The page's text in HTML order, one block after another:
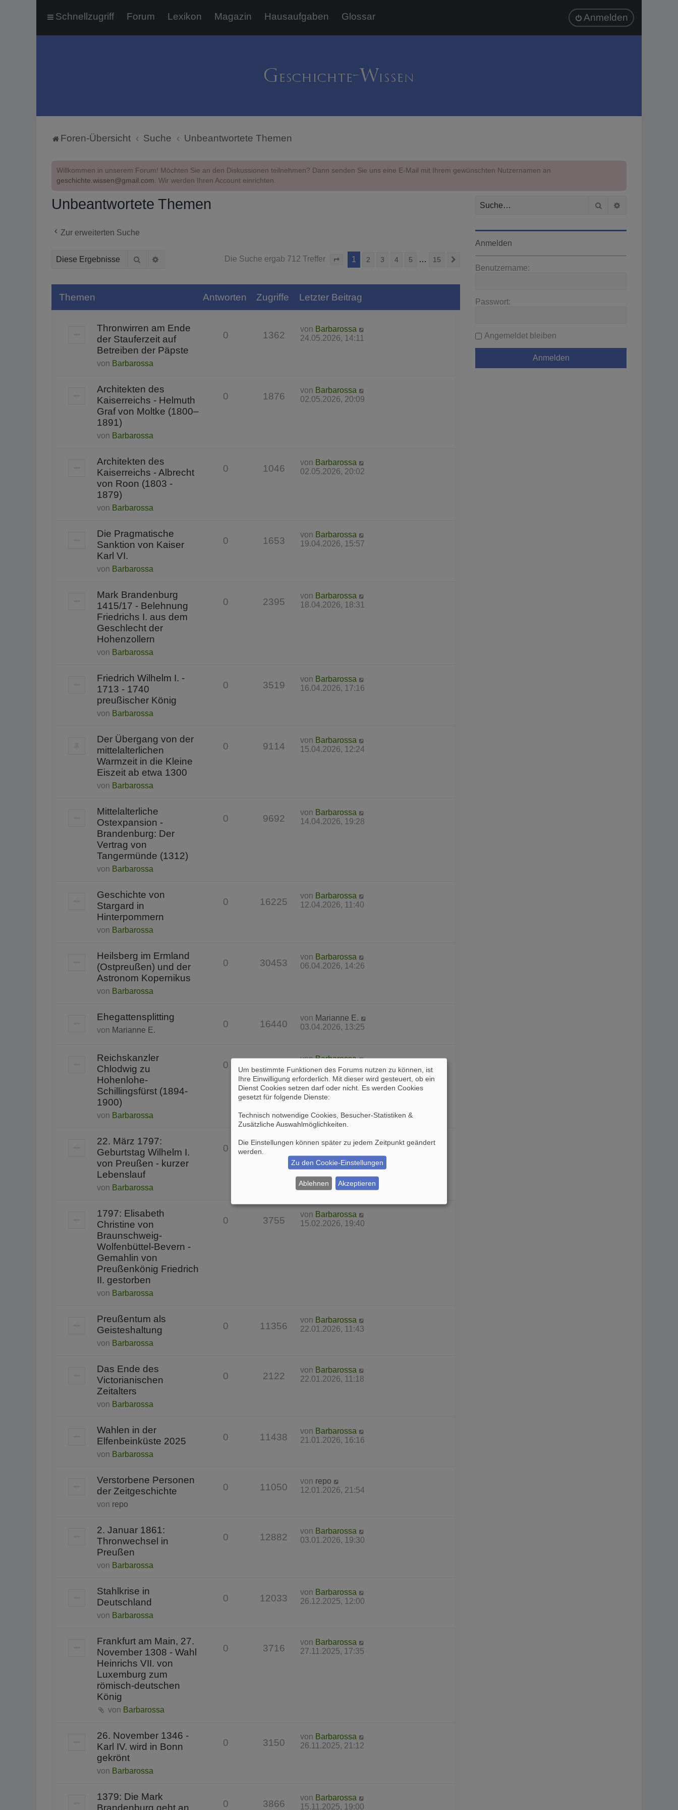
Schnellzugriff Forum Lexikon Magazin Hausaufgaben Glossar Anmelden
Foren-Übersicht Suche Unbeantwortete Themen
Willkommen in unserem Forum! Möchten Sie an den Diskussionen teilnehmen? Dann senden Sie uns eine E-Mail mit Ihrem gewünschten Nutzernamen an
geschichte.wissen@gmail.com. Wir werden Ihren Account einrichten.
Unbeantwortete Themen
Zur erweiterten Suche
Suche Die Suche ergab 712 Treffer Seite von 15
1 2 3 4 5 … 15
Themen Antworten Zugriffe Letzter Beitrag
Thronwirren am Ende
der Stauferzeit auf
Betreiben der Päpste
von Barbarossa
0 1362
von Barbarossa
24.05.2026, 14:11
Architekten des
Kaiserreichs - Helmuth
Graf von Moltke (1800–
1891)
von Barbarossa
0 1876
von Barbarossa
02.05.2026, 20:09
Architekten des
Kaiserreichs - Albrecht
von Roon (1803 -
1879)
von Barbarossa
0 1046
von Barbarossa
02.05.2026, 20:02
Die Pragmatische
Sanktion von Kaiser
Karl VI.
von Barbarossa
0 1653
von Barbarossa
19.04.2026, 15:57
Mark Brandenburg
1415/17 - Belehnung
Friedrichs I. aus dem
Geschlecht der
Hohenzollern
von Barbarossa
0 2395
von Barbarossa
18.04.2026, 18:31
Friedrich Wilhelm I. -
1713 - 1740
preußischer König
von Barbarossa
0 3519
von Barbarossa
16.04.2026, 17:16
Der Übergang von der
mittelalterlichen
Warmzeit in die Kleine
Eiszeit ab etwa 1300
von Barbarossa
0 9114
von Barbarossa
15.04.2026, 12:24
Mittelalterliche
Ostexpansion -
Brandenburg: Der
Vertrag von
Tangermünde (1312)
von Barbarossa
0 9692
von Barbarossa
14.04.2026, 19:28
Geschichte von
Stargard in
Hinterpommern
von Barbarossa
0 16225
von Barbarossa
12.04.2026, 11:40
Heilsberg im Ermland
(Ostpreußen) und der
Astronom Kopernikus
von Barbarossa
0 30453
von Barbarossa
06.04.2026, 14:26
Ehegattensplitting
von Marianne E.
0 16440
von Marianne E.
03.04.2026, 13:25
Reichskanzler
Chlodwig zu
Hohenlohe-
Schillingsfürst (1894-
1900)
von Barbarossa
0 37582
vonBarbarossa
31.03.2026, 17:23
22. März 1797:
Geburtstag Wilhelm I.
von Preußen - kurzer
Lebenslauf
von Barbarossa
0 7650
vonBarbarossa
1797: Elisabeth
Christine von
Braunschweig-
Wolfenbüttel-Bevern -
Gemahlin von
Preußenkönig Friedrich
II. gestorben
von Barbarossa
0 3755
von Barbarossa
15.02.2026, 19:40
Preußentum als
Geisteshaltung
von Barbarossa
0 11356
von Barbarossa
22.01.2026, 11:43
Das Ende des
Victorianischen
Zeitalters
von Barbarossa
0 2122
von Barbarossa
22.01.2026, 11:18
Wahlen in der
Elfenbeinküste 2025
von Barbarossa
0 11438
von Barbarossa
21.01.2026, 16:16
Verstorbene Personen
der Zeitgeschichte
von repo
0 11050
von repo
12.01.2026, 21:54
2. Januar 1861:
Thronwechsel in
Preußen
von Barbarossa
0 12882
von Barbarossa
03.01.2026, 19:30
Stahlkrise in
Deutschland
von Barbarossa
0 12033
von Barbarossa
26.12.2025, 12:00
Frankfurt am Main, 27.
November 1308 - Wahl
Heinrichs VII. von
Luxemburg zum
römisch-deutschen
König
von Barbarossa
0 3716
von Barbarossa
27.11.2025, 17:35
26. November 1346 -
Karl IV. wird in Bonn
gekrönt
von Barbarossa
0 3150
von Barbarossa
26.11.2025, 21:12
1379: Die Mark
Brandenburg geht an
0 3866
von Barbarossa
15.11.2025, 19:00
Suche
Anmelden
Benutzername:
Passwort:
Angemeldet bleiben
Um bestimmte Funktionen des Forums nutzen zu können, ist
Ihre Einwilligung erforderlich. Mit dieser wird gesteuert, ob ein
Dienst Cookies setzen darf oder nicht. Es werden Cookies
gesetzt für folgende Dienste:
Technisch notwendige Cookies, Besucher-Statistiken &
Zusätzliche Auswahlmöglichkeiten
Die Einstellungen können später zu jedem Zeitpunkt geändert
werden.
Zu den Cookie-Einstellungen
Ablehnen Akzeptieren